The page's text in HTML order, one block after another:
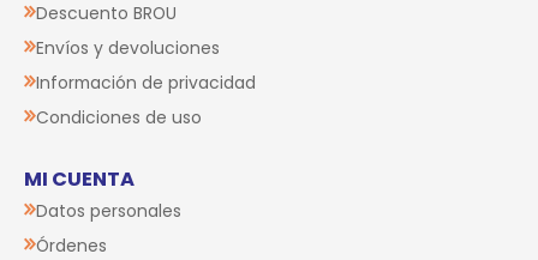
Descuento BROU
Envíos y devoluciones
Información de privacidad
Condiciones de uso
MI CUENTA
Datos personales
Órdenes